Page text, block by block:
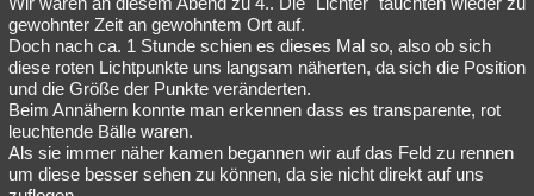
gewohnter Zeit an gewohntem Ort auf.
Doch nach ca. 1 Stunde schien es dieses Mal so, also ob sich
diese roten Lichtpunkte uns langsam näherten, da sich die Position
und die Größe der Punkte veränderten.
Beim Annähern konnte man erkennen dass es transparente, rot
leuchtende Bälle waren.
Als sie immer näher kamen begannen wir auf das Feld zu rennen
um diese besser sehen zu können, da sie nicht direkt auf uns